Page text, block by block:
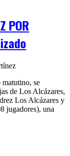
POR
se
de Los Alcázares,
Los Alcázares y
jugadores), una